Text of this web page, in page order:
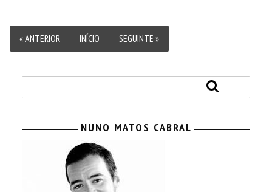
« ANTERIOR INÍCIO SEGUINTE »
NUNO MATOS CABRAL